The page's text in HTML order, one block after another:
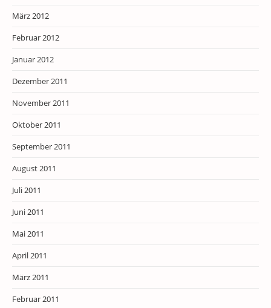
März 2012
Februar 2012
Januar 2012
Dezember 2011
November 2011
Oktober 2011
September 2011
August 2011
Juli 2011
Juni 2011
Mai 2011
April 2011
März 2011
Februar 2011